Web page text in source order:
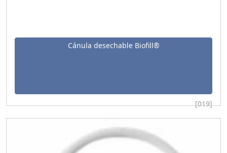
Cánula desechable Biofill®
[019]